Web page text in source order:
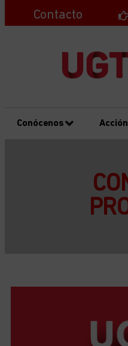
Contacto
Conócenos